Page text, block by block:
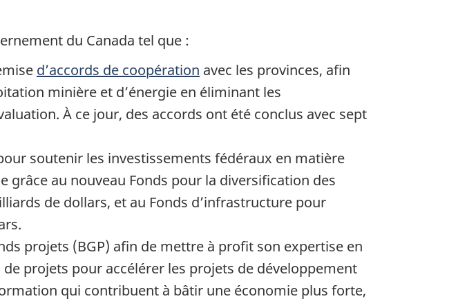
du Canada tel que :
d’accords de coopération avec les provinces, afin
minière et d’énergie en éliminant les
À ce jour, des accords ont été conclus avec sept
soutenir les investissements fédéraux en matière
au nouveau Fonds pour la diversification des
iards de dollars, et au Fonds d’infrastructure pour
projets (BGP) afin de mettre à profit son expertise en
projets pour accélérer les projets de développement
qui contribuent à bâtir une économie plus forte,